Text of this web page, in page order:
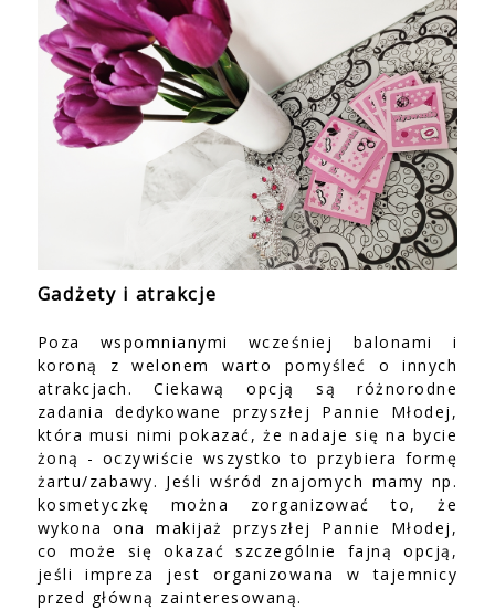
Gadżety i atrakcje
Poza wspomnianymi wcześniej balonami i
koroną z welonem warto pomyśleć o innych
atrakcjach. Ciekawą opcją są różnorodne
zadania dedykowane przyszłej Pannie Młodej,
która musi nimi pokazać, że nadaje się na bycie
żoną - oczywiście wszystko to przybiera formę
żartu/zabawy. Jeśli wśród znajomych mamy np.
kosmetyczkę można zorganizować to, że
wykona ona makijaż przyszłej Pannie Młodej,
co może się okazać szczególnie fajną opcją,
jeśli impreza jest organizowana w tajemnicy
przed główną zainteresowaną.